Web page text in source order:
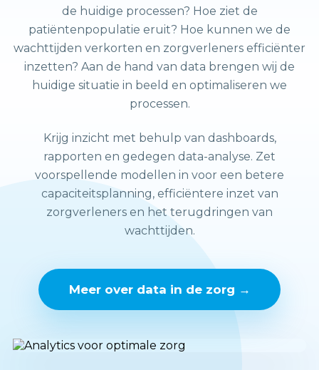
de huidige processen? Hoe ziet de
patiëntenpopulatie eruit? Hoe kunnen we de
wachttijden verkorten en zorgverleners efficiënter
inzetten? Aan de hand van data brengen wij de
huidige situatie in beeld en optimaliseren we
processen.
Krijg inzicht met behulp van dashboards,
rapporten en gedegen data-analyse. Zet
voorspellende modellen in voor een betere
capaciteitsplanning, efficiëntere inzet van
zorgverleners en het terugdringen van
wachttijden.
Meer over data in de zorg →